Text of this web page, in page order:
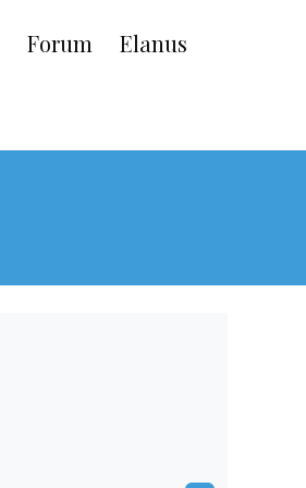
Forum Elanus